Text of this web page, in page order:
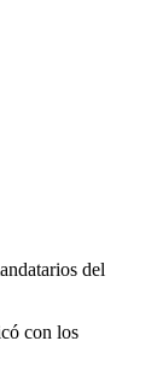
del
con los